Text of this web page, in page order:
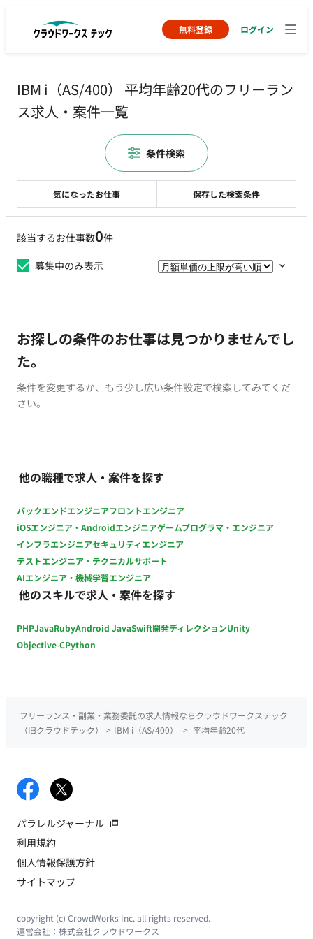
無料登録 ログイン
IBM i（AS/400） 平均年齢20代のフリーラン
ス求人・案件一覧
該当するお仕事数0件
募集中のみ表示
お探しの条件のお仕事は見つかりませんでし
た。
条件を変更するか、もう少し広い条件設定で検索してみてくだ
さい。
他の職種で求人・案件を探す
バックエンドエンジニアフロントエンジニア
iOSエンジニア・Androidエンジニアゲームプログラマ・エンジニア
インフラエンジニアセキュリティエンジニア
テストエンジニア・テクニカルサポート
AIエンジニア・機械学習エンジニア
他のスキルで求人・案件を探す
PHPJavaRubyAndroid JavaSwift開発ディレクションUnity
Objective-CPython
気になったお仕事 保存した検索条件
条件検索
フリーランス・副業・業務委託の求人情報ならクラウドワークステック
（旧クラウドテック）
> IBM i（AS/400） > 平均年齢20代
パラレルジャーナル
利用規約
個人情報保護方針
サイトマップ
copyright (c) CrowdWorks Inc. all rights reserved.
運営会社： 株式会社クラウドワークス